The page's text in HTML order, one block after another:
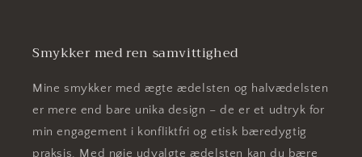
Smykker med ren samvittighed
Mine smykker med ægte ædelsten og halvædelsten
er mere end bare unika design – de er et udtryk for
min engagement i konfliktfri og etisk bæredygtig
praksis. Med nøje udvalgte ædelsten kan du bære